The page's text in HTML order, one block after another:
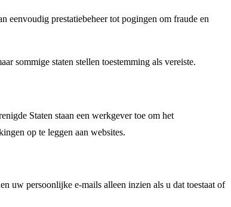
eenvoudig prestatiebeheer tot pogingen om fraude en
sommige staten stellen toestemming als vereiste.
Staten staan een werkgever toe om het
op te leggen aan websites.
uw persoonlijke e-mails alleen inzien als u dat toestaat of